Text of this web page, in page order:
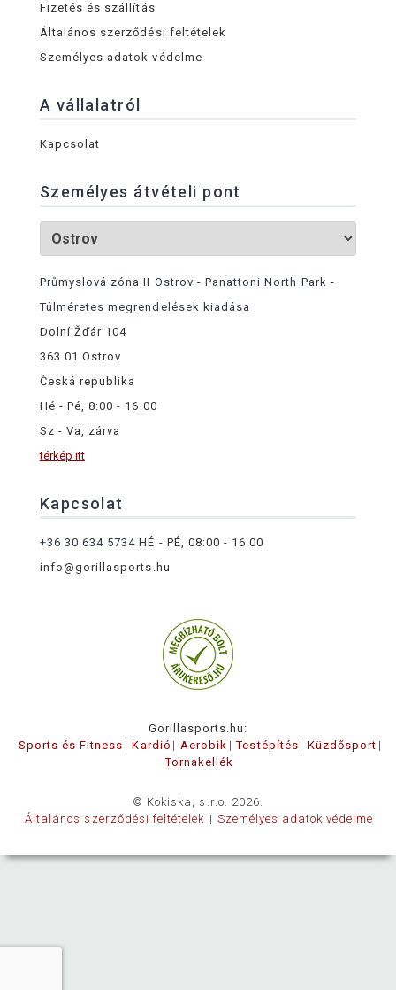
Fizetés és szállítás
Általános szerződési feltételek
Személyes adatok védelme
A vállalatról
Kapcsolat
Személyes átvételi pont
Průmyslová zóna II Ostrov - Panattoni North Park -
Túlméretes megrendelések kiadása
Dolní Žďár 104
363 01 Ostrov
Česká republika
Hé - Pé, 8:00 - 16:00
Sz - Va, zárva
térkép itt
Kapcsolat
+36 30 634 5734 HÉ - PÉ, 08:00 - 16:00
info@gorillasports.hu
Gorillasports.hu:
Sports és Fitness
Kardió Aerobik Testépítés
Küzdősport
Tornakellék
© Kokiska, s.r.o. 2026.
Általános szerződési feltételek
Személyes adatok védelme